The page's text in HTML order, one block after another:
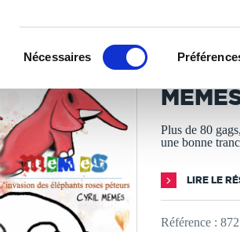
Nécessaires
LES LIVRES SONT
Plus de 80
une bonne
LIRE LE
Référence :